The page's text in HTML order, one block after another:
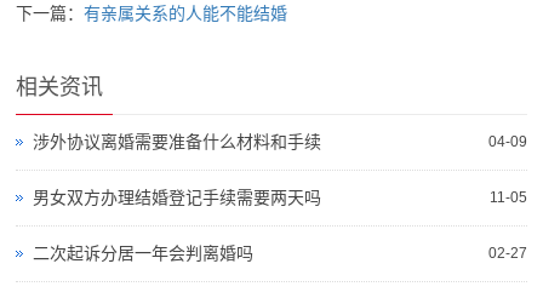
下一篇：有亲属关系的人能不能结婚
相关资讯
04-09
涉外协议离婚需要准备什么材料和手续
11-05
男女双方办理结婚登记手续需要两天吗
02-27
二次起诉分居一年会判离婚吗